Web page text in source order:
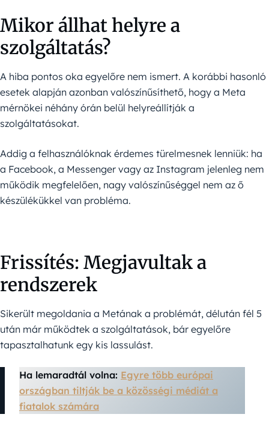
Mikor állhat helyre a
szolgáltatás?
A hiba pontos oka egyelőre nem ismert. A korábbi hasonló
esetek alapján azonban valószínűsíthető, hogy a Meta
mérnökei néhány órán belül helyreállítják a
szolgáltatásokat.
Addig a felhasználóknak érdemes türelmesnek lenniük: ha
a Facebook, a Messenger vagy az Instagram jelenleg nem
működik megfelelően, nagy valószínűséggel nem az ő
készülékükkel van probléma.
Frissítés: Megjavultak a
rendszerek
Sikerült megoldania a Metának a problémát, délután fél 5
után már működtek a szolgáltatások, bár egyelőre
tapasztalhatunk egy kis lassulást.
Ha lemaradtál volna: Egyre több európai
országban tiltják be a közösségi médiát a
fiatalok számára